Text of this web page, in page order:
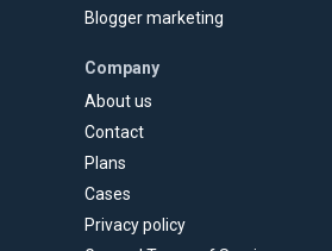
Blogger marketing
Company
About us
Contact
Plans
Cases
Privacy policy